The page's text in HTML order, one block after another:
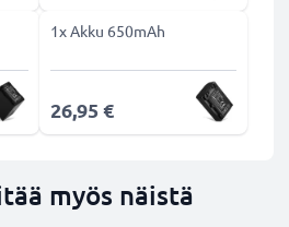
1x Akku 650mAh
26,95 €
myös näistä